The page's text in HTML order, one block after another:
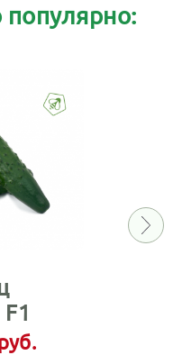
популярно: